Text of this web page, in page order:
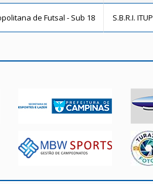
de Futsal - Sub 18 S.B.R.I.